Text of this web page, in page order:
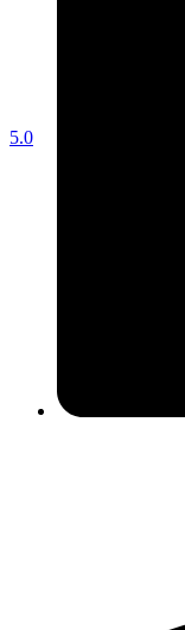
5.0